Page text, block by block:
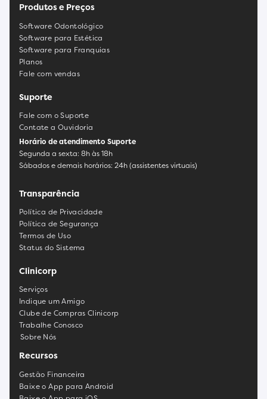
Produtos e Preços
Software Odontológico
Software para Estética
Software para Franquias
Planos
Fale com vendas
Suporte
Fale com o Suporte
Contate a Ouvidoria
Horário de atendimento Suporte
Segunda a sexta: 8h às 18h
Sábados e demais horários: 24h (assistentes virtuais)
Transparência
Política de Privacidade
Política de Segurança
Termos de Uso
Status do Sistema
Clinicorp
Serviços
Indique um Amigo
Clube de Compras Clinicorp
Trabalhe Conosco
Sobre Nós
Recursos
Gestão Financeira
Baixe o App para Android